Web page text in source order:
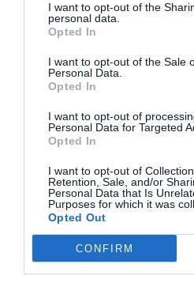
I want to opt-out of the
personal data.
Opted In
I want to opt-out of the Sale
Personal Data.
Opted In
I want to opt-out of
Personal Data for Targeted
Opted In
I want to opt-out of
Retention, Sale, and/or
Personal Data that Is
Purposes for which it was
Opted Out
CONFIRM
Με τη διπλή πετονιά δεν
Αντιθέτως, λόγω του κόµπου
το όριο τάνυσης της µονής
κόµπος για τη συγκεκριµένη